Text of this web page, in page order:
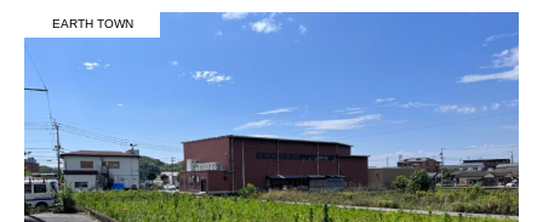
EARTH TOWN